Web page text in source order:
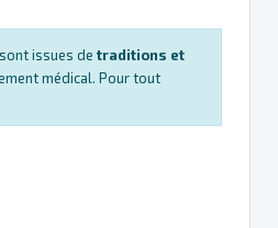
issues de traditions et
médical. Pour tout